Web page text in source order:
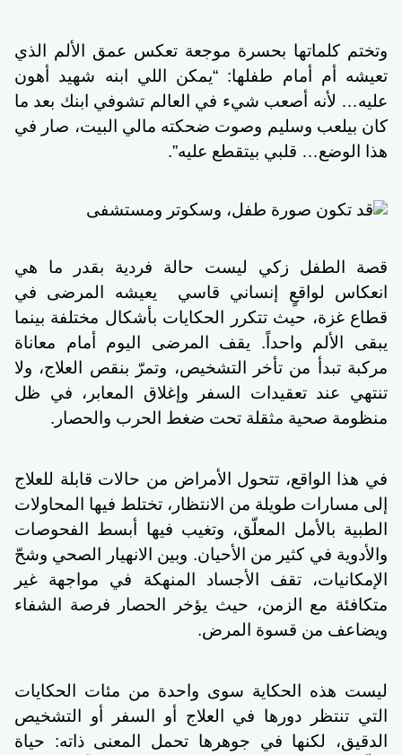
وتختم كلماتها بحسرة موجعة تعكس عمق الألم الذي
تعيشه أم أمام طفلها: “يمكن اللي ابنه شهيد أهون
عليه… لأنه أصعب شيء في العالم تشوفي ابنك بعد ما
كان بيلعب وسليم وصوت ضحكته مالي البيت، صار في
هذا الوضع… قلبي بيتقطع عليه”.
قصة الطفل زكي ليست حالة فردية بقدر ما هي
انعكاس لواقعٍ إنساني قاسي
يعيشه المرضى في
قطاع غزة، حيث تتكرر الحكايات بأشكال مختلفة بينما
يبقى الألم واحداً. يقف المرضى اليوم أمام معاناة
مركبة تبدأ من تأخر التشخيص، وتمرّ بنقص العلاج، ولا
تنتهي عند تعقيدات السفر وإغلاق المعابر، في ظل
منظومة صحية مثقلة تحت ضغط الحرب والحصار.
في هذا الواقع، تتحول الأمراض من حالات قابلة للعلاج
إلى مسارات طويلة من الانتظار، تختلط فيها المحاولات
الطبية بالأمل المعلّق، وتغيب فيها أبسط الفحوصات
والأدوية في كثير من الأحيان. وبين الانهيار الصحي وشحّ
الإمكانيات، تقف الأجساد المنهكة في مواجهة غير
متكافئة مع الزمن، حيث يؤخر الحصار فرصة الشفاء
ويضاعف من قسوة المرض.
ليست هذه الحكاية سوى واحدة من مئات الحكايات
التي تنتظر دورها في العلاج أو السفر أو التشخيص
الدقيق، لكنها في جوهرها تحمل المعنى ذاته: حياة